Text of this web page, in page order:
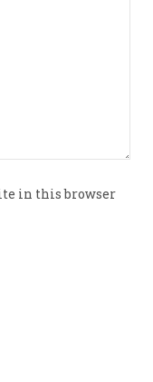
in this browser